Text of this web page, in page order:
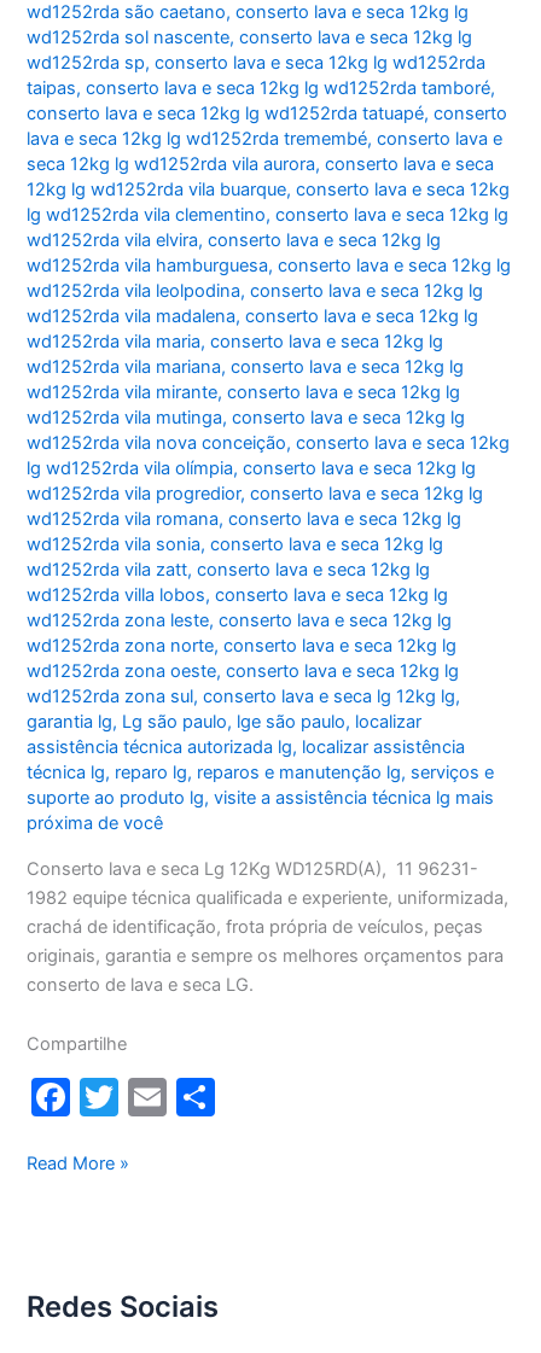
wd1252rda são caetano,conserto lava e seca 12kg lg
wd1252rda sol nascente,conserto lava e seca 12kg lg
wd1252rda sp,conserto lava e seca 12kg lg wd1252rda
taipas,conserto lava e seca 12kg lg wd1252rda tamboré,
conserto lava e seca 12kg lg wd1252rda tatuapé,conserto
lava e seca 12kg lg wd1252rda tremembé,conserto lava e
seca 12kg lg wd1252rda vila aurora,conserto lava e seca
12kg lg wd1252rda vila buarque,conserto lava e seca 12kg
lg wd1252rda vila clementino,conserto lava e seca 12kg lg
wd1252rda vila elvira,conserto lava e seca 12kg lg
wd1252rda vila hamburguesa,conserto lava e seca 12kg lg
wd1252rda vila leolpodina,conserto lava e seca 12kg lg
wd1252rda vila madalena,conserto lava e seca 12kg lg
wd1252rda vila maria,conserto lava e seca 12kg lg
wd1252rda vila mariana,conserto lava e seca 12kg lg
wd1252rda vila mirante,conserto lava e seca 12kg lg
wd1252rda vila mutinga,conserto lava e seca 12kg lg
wd1252rda vila nova conceição,conserto lava e seca 12kg
lg wd1252rda vila olímpia,conserto lava e seca 12kg lg
wd1252rda vila progredior,conserto lava e seca 12kg lg
wd1252rda vila romana,conserto lava e seca 12kg lg
wd1252rda vila sonia,conserto lava e seca 12kg lg
wd1252rda vila zatt,conserto lava e seca 12kg lg
wd1252rda villa lobos,conserto lava e seca 12kg lg
wd1252rda zona leste,conserto lava e seca 12kg lg
wd1252rda zona norte,conserto lava e seca 12kg lg
wd1252rda zona oeste,conserto lava e seca 12kg lg
wd1252rda zona sul,conserto lava e seca lg 12kg lg,
garantia lg, Lg são paulo, lge são paulo, localizar
assistência técnica autorizada lg, localizar assistência
técnica lg, reparo lg, reparos e manutenção lg, serviços e
suporte ao produto lg,visite a assistência técnica lg mais
próxima de você
Conserto lava e seca Lg 12Kg WD125RD(A), 11 96231-
1982 equipe técnica qualificada e experiente, uniformizada,
crachá de identificação, frota própria de veículos, peças
originais, garantia e sempre os melhores orçamentos para
conserto de lava e seca LG.
Compartilhe
F
c
o
o
T
itt
E
Conserto
12Kg
Read More »
Redes Sociais